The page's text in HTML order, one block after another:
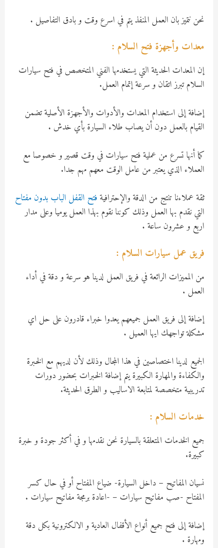
نحن نتميز بان العمل المنفذ يتم في اسرع وقت و بادق التفاصيل .
معدات وأجهزة فتح السلام :
إن المعدات الحديثة التي يستخدمها الفني المتخصص في فتح سيارات
السلام تبرز اتقان و سرعة إتمام العمل.
إضافة إلى استخدام المعدات والأدوات والأجهزة الأصلية تضمن
القيام بالعمل دون أن يصاب طلاء السيارة بأي خدش .
كما أنها تسرع من عملية فتح سيارات في وقت قصير و خصوصا مع
العملاء الذي يعتبر من عامل الوقت معهم مهم جدا.
ثقة عملاءنا تنتج من الدقة والإحترافيةفتح القفل الباب بدون مفتاح
التي نقدم بها العمل وذلك كوننا نقوم بهذا العمل يوميا وعلى مدار
اربع و عشرون ساعة .
فريق عمل سيارات السلام :
من المميزات الرائعة في فريق العمل لدينا هو سرعة و دقة في أداء
العمل .
إضافة إلى فريق العمل جميعهم يعدوا خبراء قادرون على حل اي
مشكلة تواجهك ايها العميل .
الجميع لدينا اختصاصين في هذا المجال وذلك لأن لديهم مع الخبرة
والكفاءة والمهارة الكبيرة يتم إضافة الخبرات بحضور دورات
تدريبية متخصصة لمتابعة الاساليب و الطرق الحديثة.
خدمات السلام :
جميع الخدمات المتعلقة بالسيارة نحن نقدمها و في أكثر جودة و خبرة
كبيرة.
نسيان المفاتيح – داخل السيارة- ضياع المفتاح أو في حال كسر
المفتاح -صب مفاتيح سيارات – -اعادة برمجة مفاتيح سيارات .
إضافة إلى فتح جميع أنواع الأقفال العادية و الالكترونية بكل دقة
ومهارة .